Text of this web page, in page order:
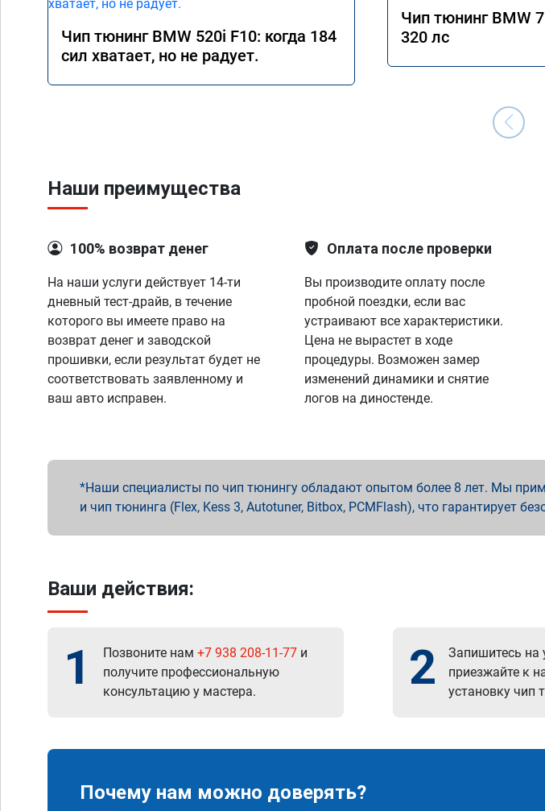
Чип тюнинг BMW 520i F10: когда 184
сил хватает, но не радует.
Чип тюнинг BMW
320 лс
Наши преимущества
100% возврат денег
На наши услуги действует 14-ти
дневный тест-драйв, в течение
которого вы имеете право на
возврат денег и заводской
прошивки, если результат будет не
соответствовать заявленному и
ваш авто исправен.
Оплата после проверки
Вы производите оплату после
пробной поездки, если вас
устраивают все характеристики.
Цена не вырастет в ходе
процедуры. Возможен замер
изменений динамики и снятие
логов на диностенде.
Наши специалисты по чип тюнингу обладают опытом более 8 лет. Мы
и чип тюнинга (Flex, Kess 3, Autotuner, Bitbox, PCMFlash), что гарантирует
Ваши действия:
1 Позвоните нам +7 938 208-11-77 и
получите профессиональную
консультацию у мастера.
2
Запишитесь на
приезжайте к
установку чип
Почему нам можно доверять?